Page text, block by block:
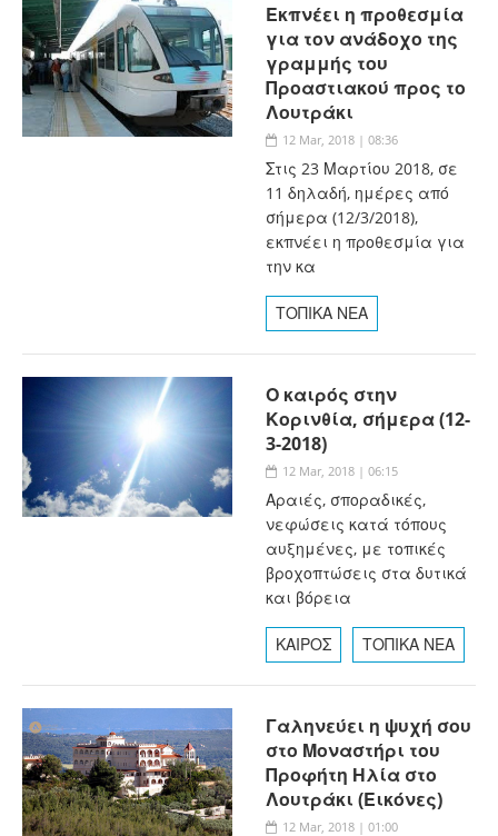
Εκπνέει η προθεσμία
για τον ανάδοχο της
γραμμής του
Προαστιακού προς το
Λουτράκι
12 Mar, 2018 | 08:36
Στις 23 Μαρτίου 2018, σε
11 δηλαδή, ημέρες από
σήμερα (12/3/2018),
εκπνέει η προθεσμία για
την κα
ΤΟΠΙΚΑ ΝΕΑ
Ο καιρός στην
Κορινθία, σήμερα (12-
3-2018)
12 Mar, 2018 | 06:15
Αραιές, σποραδικές,
νεφώσεις κατά τόπους
αυξημένες, με τοπικές
βροχοπτώσεις στα δυτικά
και βόρεια
ΚΑΙΡΟΣ ΤΟΠΙΚΑ ΝΕΑ
Γαληνεύει η ψυχή σου
στο Μοναστήρι του
Προφήτη Ηλία στο
Λουτράκι (Εικόνες)
12 Mar, 2018 | 01:00